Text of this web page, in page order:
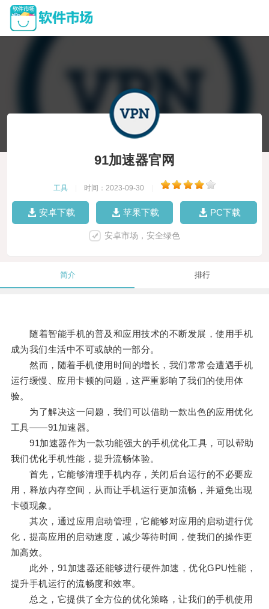
91加速器官网
工具 时间：2023-09-30
安卓下载 苹果下载 PC下载
安卓市场，安全绿色
简介 排行
随着智能手机的普及和应用技术的不断发展，使用手机
成为我们生活中不可或缺的一部分。
然而，随着手机使用时间的增长，我们常常会遭遇手机
运行缓慢、应用卡顿的问题，这严重影响了我们的使用体
验。
为了解决这一问题，我们可以借助一款出色的应用优化
工具——91加速器。
91加速器作为一款功能强大的手机优化工具，可以帮助
我们优化手机性能，提升流畅体验。
首先，它能够清理手机内存，关闭后台运行的不必要应
用，释放内存空间，从而让手机运行更加流畅，并避免出现
卡顿现象。
其次，通过应用启动管理，它能够对应用的启动进行优
化，提高应用的启动速度，减少等待时间，使我们的操作更
加高效。
此外，91加速器还能够进行硬件加速，优化GPU性能，
提升手机运行的流畅度和效率。
总之，它提供了全方位的优化策略，让我们的手机使用